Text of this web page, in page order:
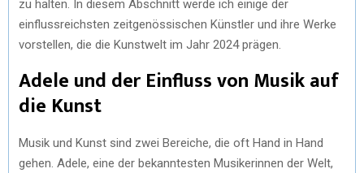
zu halten. In diesem Abschnitt werde ich einige der
einflussreichsten zeitgenössischen Künstler und ihre Werke
vorstellen, die die Kunstwelt im Jahr 2024 prägen.
Adele und der Einfluss von Musik auf
die Kunst
Musik und Kunst sind zwei Bereiche, die oft Hand in Hand
gehen. Adele, eine der bekanntesten Musikerinnen der Welt,